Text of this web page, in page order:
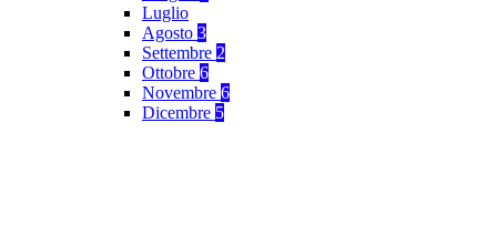
Luglio
Agosto 3
Settembre 2
Ottobre 6
Novembre 6
Dicembre 5